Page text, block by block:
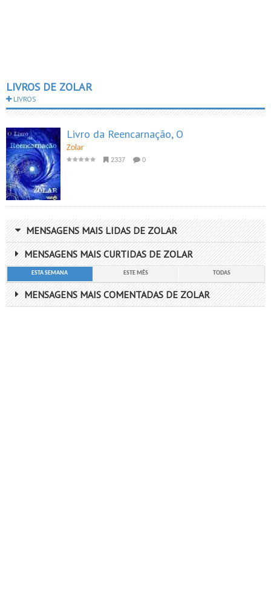
LIVROS DE ZOLAR
LIVROS
Livro da Reencarnação, O
Zolar
2337 0
MENSAGENS MAIS LIDAS DE ZOLAR
MENSAGENS MAIS CURTIDAS DE ZOLAR
ESTA SEMANA ESTE MÊS TODAS
MENSAGENS MAIS COMENTADAS DE ZOLAR